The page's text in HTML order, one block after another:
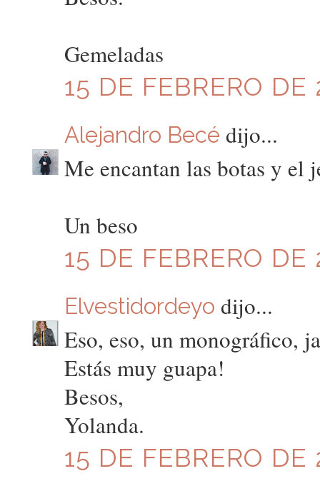
Gemeladas
15 DE FEBRERO
Alejandro Becé dijo...
Me encantan las botas y el
Un beso
15 DE FEBRERO
Elvestidordeyo dijo...
Eso, eso, un monográfico,
Estás muy guapa!
Besos,
Yolanda.
15 DE FEBRERO